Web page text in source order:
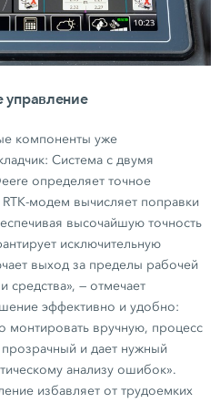
управление
компоненты уже
Система с двумя
определяет точное
модем вычисляет поправки
высочайшую точность
исключительную
выход за пределы рабочей
— отмечает
эффективно и удобно:
монтировать вручную, процесс
и дает нужный
анализу ошибок».
избавляет от трудоемких